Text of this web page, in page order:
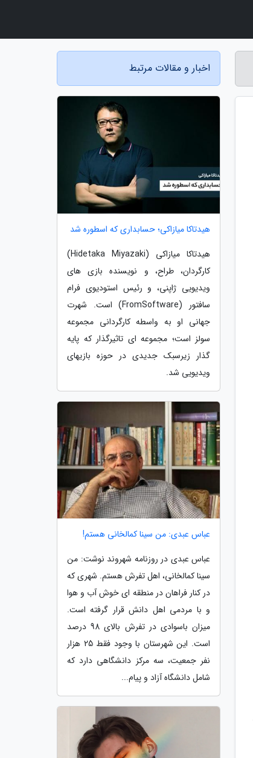
اخبار و مقالات مرتبط
هیدتاکا میازاکی؛ حسابداری که اسطوره شد
هیدتاکا میازاکی (Hidetaka Miyazaki)
کارگردان، طراح، و نویسنده بازی های
ویدیویی ژاپنی، و رئیس استودیوی فرام
سافتور (FromSoftware) است. شهرت
جهانی او به واسطه کارگردانی مجموعه
سولز است؛ مجموعه ای تاثیرگذار که پایه
گذار زیرسبک جدیدی در حوزه بازیهای
ویدیویی شد.
عباس عبدی: من سینا کمالخانی هستم!
عباس عبدی در روزنامه شهروند نوشت: من
سینا کمالخانی، اهل تفرش هستم. شهری که
در کنار فراهان در منطقه ای خوش آب و هوا
و با مردمی اهل دانش قرار گرفته است.
میزان باسوادی در تفرش بالای 98 درصد
است. این شهرستان با وجود فقط 25 هزار
نفر جمعیت، سه مرکز دانشگاهی دارد که
شامل دانشگاه آزاد و پیام...